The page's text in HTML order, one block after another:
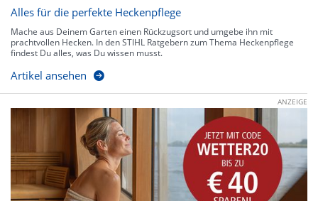
Alles für die perfekte Heckenpflege
Mache aus Deinem Garten einen Rückzugsort und umgebe ihn mit
prachtvollen Hecken. In den STIHL Ratgebern zum Thema Heckenpflege
findest Du alles, was Du wissen musst.
Artikel ansehen
ANZEIGE